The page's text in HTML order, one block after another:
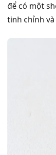
để có một
tinh chỉnh